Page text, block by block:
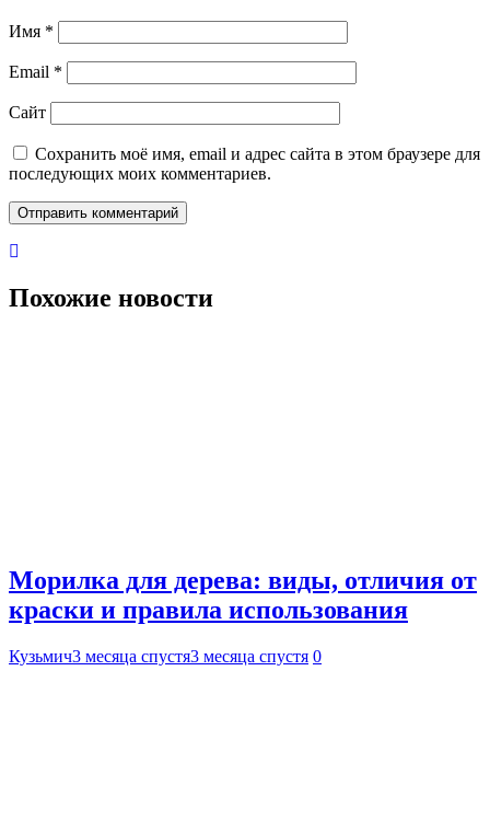
Имя *
Email *
Сайт
Сохранить моё имя, email и адрес сайта в этом браузере для
последующих моих комментариев.
Похожие новости
Морилка для дерева: виды, отличия от
краски и правила использования
Кузьмич3 месяца спустя3 месяца спустя 0